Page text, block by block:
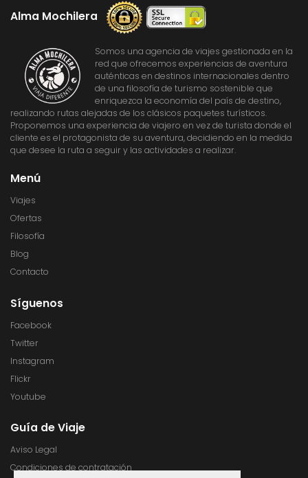
Alma Mochilera
Somos una agencia de viajes gestionada en la
red que ofrecemos experiencias de aventura
auténticas en destinos internacionales dentro
de una filosofía de turismo sostenible que
enriquezca la economía del país de destino,
realizando rutas alejadas de los clásicos paquetes turísticos.
Proponemos una experiencia de viajero en vez de turista donde el
cliente es el protagonista de su aventura, decidiendo en la medida
que desee la ruta a seguir y las actividades a realizar.
Menú
Viajes
Ofertas
Filosofía
Blog
Contacto
Síguenos
Facebook
Twitter
Instagram
Flickr
Youtube
Guía de Viaje
Aviso Legal
Condiciones de contratación